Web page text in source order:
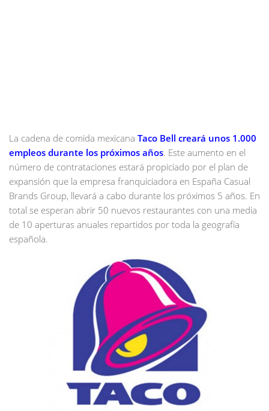
La cadena de comida mexicana Taco Bell creará unos 1.000
empleos durante los próximos años. Este aumento en el
número de contrataciones estará propiciado por el plan de
expansión que la empresa franquiciadora en España Casual
Brands Group, llevará a cabo durante los próximos 5 años. En
total se esperan abrir 50 nuevos restaurantes con una media
de 10 aperturas anuales repartidos por toda la geografía
española.